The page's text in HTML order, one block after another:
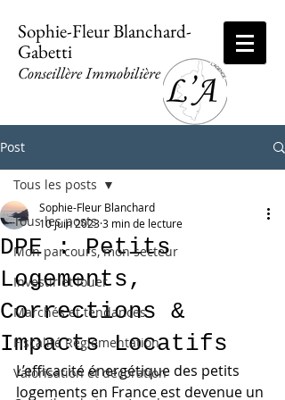
Sophie-Fleur Blanchard-
Gabetti
Conseillère Immobilière
Post
Tous les posts
Mon parcours, mon secteur
Investir et louer
Marchés et tendances
Fiscalité Règlementation
Valorisation et décoration
Tous les posts
DPE : Petits
Logements,
Corrections &
Impacts Locatifs
Sophie-Fleur Blanchard
10 juin 20233 min de lecture
L’efficacité énergétique des petits
logements en France est devenue un